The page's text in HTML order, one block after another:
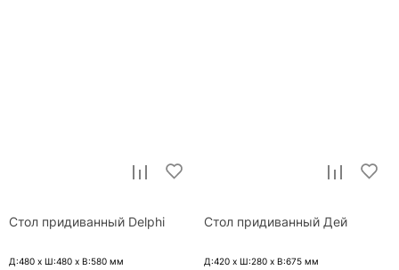
Стол придиванный Delphi
Д:480 x Ш:480 x В:580 мм
Стол придиванный Дей
Д:420 x Ш:280 x В:675 мм